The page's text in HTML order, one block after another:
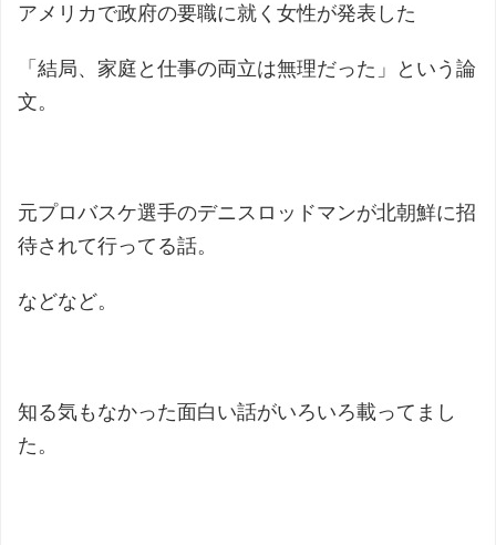
アメリカで政府の要職に就く女性が発表した
「結局、家庭と仕事の両立は無理だった」という論
文。
元プロバスケ選手のデニスロッドマンが北朝鮮に招
待されて行ってる話。
などなど。
知る気もなかった面白い話がいろいろ載ってまし
た。